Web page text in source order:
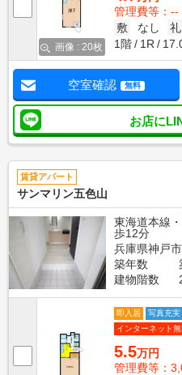
画像 : 20枚
管理費等：--
敷
なし 礼
1階
1R
空室確認 無料
お店に
賃貸アパート
サンマリン五色山
東海道本線
歩12分
兵庫県神戸
築年数
建物階数
即入居 写真充実
インターネット
5.5万円
管理費等：